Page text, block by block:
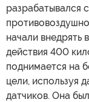
разрабатывался
начали внедрять
действия 400
поднимается на
цели, используя
датчиков. Она